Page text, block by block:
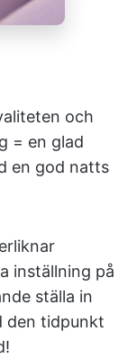
och
= en glad
en god natts
inställning på
ställa in
den tidpunkt